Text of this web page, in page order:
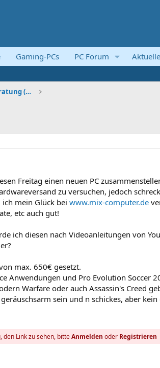
Gaming-PCs PC Forum
Systemvorstellungen und Kaufberatung (Komplettsyst
Freitag einen neuen PC
zu versuchen, jedoch
mein Glück bei www.mix-computer.de
etc auch gut!
ich diesen nach Videoanleitungen von
max. 650€ gesetzt.
Anwendungen und Pro Evolution Soccer
Warfare oder auch Assassin's Creed
sein und n schickes, aber kein
den Link zu sehen, bitteAnmelden oder Registrieren